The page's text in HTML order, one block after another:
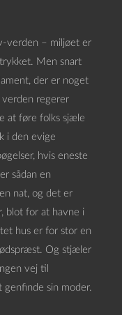
verden – miljøet er
Men snart
der er noget
verden regerer
at føre folks sjæle
i den evige
hvis eneste
sådan en
nat, og det er
blot for at havne i
hus er for stor en
Og stjæler
vej til
genfinde sin moder.